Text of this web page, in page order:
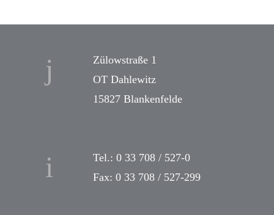
Zülowstraße 1
OT Dahlewitz
15827 Blankenfelde
Tel.: 0 33 708 / 527-0
Fax: 0 33 708 / 527-299